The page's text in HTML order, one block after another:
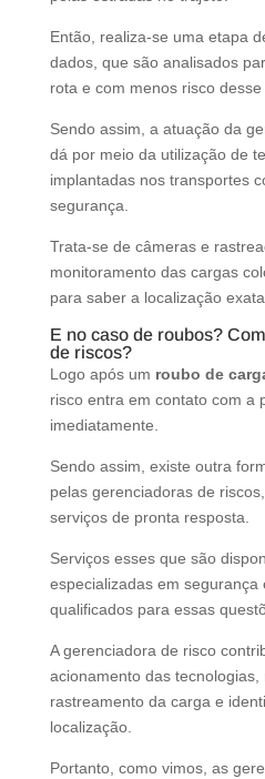
Então, realiza-se uma etapa
dados, que são analisados
rota e com menos risco desse
Sendo assim, a atuação da
dá por meio da utilização de
implantadas nos transportes
segurança.
Trata-se de câmeras e
monitoramento das cargas
para saber a localização
E no caso de roubos?
de riscos?
Logo após um roubo de
risco entra em contato com a
imediatamente.
Sendo assim, existe outra
pelas gerenciadoras de
serviços de pronta resposta.
Serviços esses que são
especializadas em segurança
qualificados para essas
A gerenciadora de risco
acionamento das tecnologias,
rastreamento da carga e
localização.
Portanto, como vimos, as